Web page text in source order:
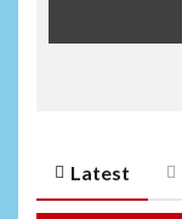
Latest